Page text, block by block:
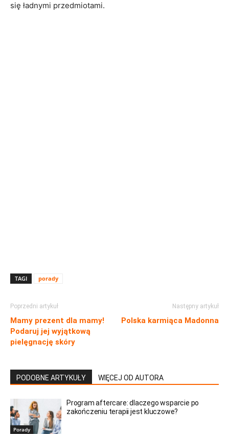
się ładnymi przedmiotami.
TAGI porady
Poprzedni artykuł
Mamy prezent dla mamy!
Podaruj jej wyjątkową
pielęgnację skóry
Następny artykuł
Polska karmiąca Madonna
PODOBNE ARTYKUŁY WIĘCEJ OD AUTORA
Porady
Program aftercare: dlaczego wsparcie po
zakończeniu terapii jest kluczowe?